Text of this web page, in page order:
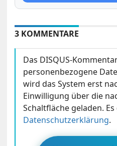
3 KOMMENTARE
Das DISQUS-
personenbezogene
wird das System erst
Einwilligung über die
Schaltfläche geladen.
Datenschutzerklärung.